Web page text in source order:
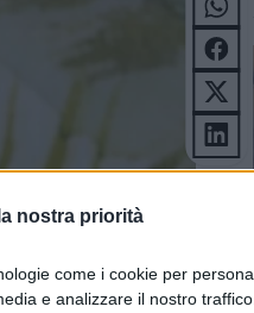
nostra priorità
come i cookie per
e analizzare il nostro traffico.